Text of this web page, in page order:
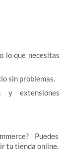
lo que necesitas
sin problemas.
y extensiones
Puedes
tu tienda online.